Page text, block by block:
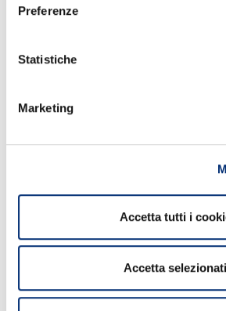
Preferenze
Statistiche
Marketing
Accetta tutti i
Accetta selezionati
BANCOMAT hub
The company
Leadership
Press releases
Passion
documents & support
Contest Rules
Ethics, Compliance and Transparency
Terms and conditions